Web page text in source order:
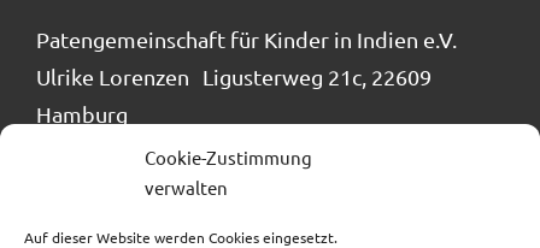
Cookie-Zustimmung
verwalten
Auf dieser Website werden Cookies eingesetzt.
Patengemeinschaft für Kinder in Indien e.V.
Ulrike Lorenzen Ligusterweg 21c, 22609
Hamburg
Tel.: 040 / 866 24 884
info@patengemeinschaft.de